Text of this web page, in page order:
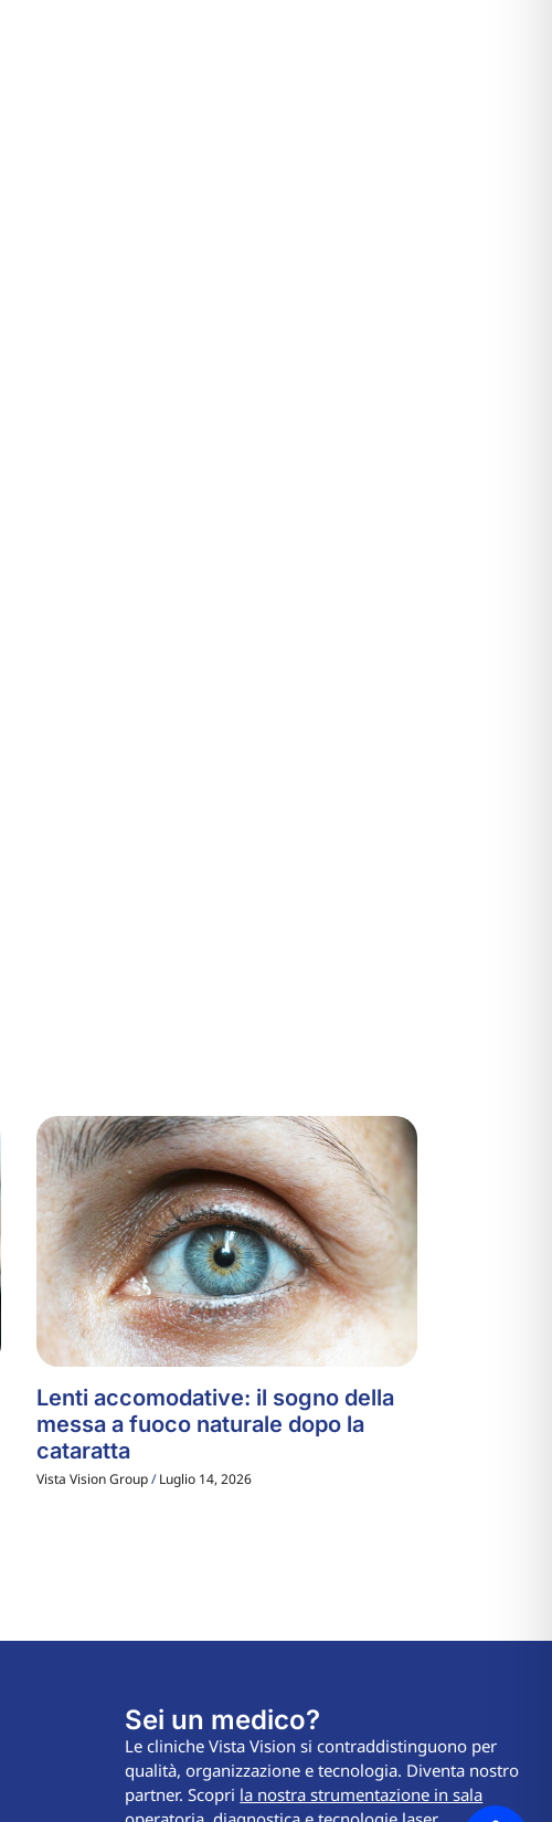
Lenti accomodative: il sogno della
messa a fuoco naturale dopo la
cataratta
Vista Vision Group Luglio 14, 2026
Sei un medico?
Le cliniche Vista Vision si contraddistinguono per
qualità, organizzazione e tecnologia. Diventa nostro
partner. Scopri la nostra strumentazione in sala